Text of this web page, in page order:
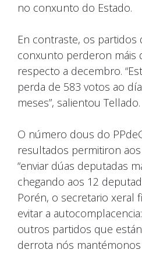
no conxunto do Estado.
En contraste, os partidos
conxunto perderon máis
respecto a decembro.
perda de 583 votos ao
meses”, salientou Tellado.
O número dous do
resultados permitiron
“enviar dúas deputadas
chegando aos 12
Porén, o secretario xeral
evitar a
outros partidos que
derrota nós